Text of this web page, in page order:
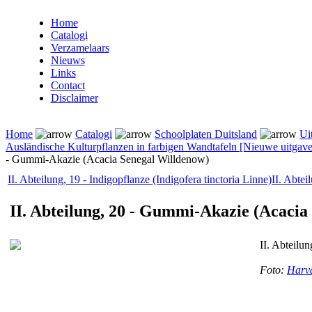
Home
Catalogi
Verzamelaars
Nieuws
Links
Contact
Disclaimer
Home Catalogi Schoolplaten Duitsland
Ausländische Kulturpflanzen in farbigen Wandtafeln [Nieuwe
- Gummi-Akazie (Acacia Senegal Willdenow)
II. Abteilung, 19 - Indigopflanze (Indigofera tinctoria Linne)II.
II. Abteilung, 20 - Gummi-Akazie (Acacia
II.
Foto: